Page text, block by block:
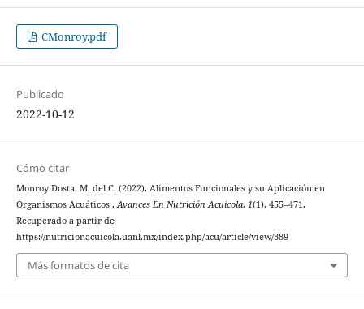
CMonroy.pdf
Publicado
2022-10-12
Cómo citar
Monroy Dosta, M. del C. (2022). Alimentos Funcionales y su Aplicación en
Organismos Acuáticos .Avances En Nutrición Acuicola, 1(1), 455–471.
Recuperado a partir de
https://nutricionacuicola.uanl.mx/index.php/acu/article/view/389
Más formatos de cita